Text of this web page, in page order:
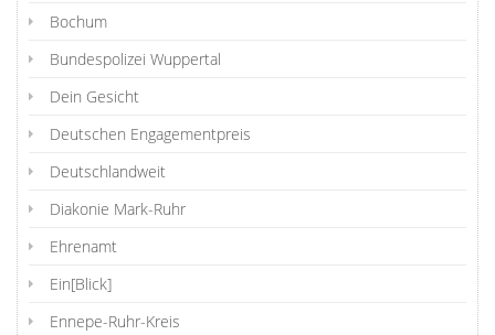
Bochum
Bundespolizei Wuppertal
Dein Gesicht
Deutschen Engagementpreis
Deutschlandweit
Diakonie Mark-Ruhr
Ehrenamt
Ein[Blick]
Ennepe-Ruhr-Kreis